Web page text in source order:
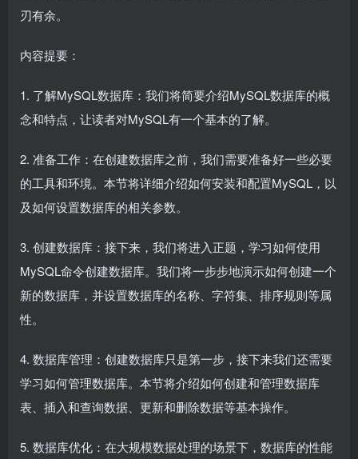
刃有余。
内容提要：
1. 了解MySQL数据库：我们将简要介绍MySQL数据库的概
念和特点，让读者对MySQL有一个基本的了解。
2. 准备工作：在创建数据库之前，我们需要准备好一些必要
的工具和环境。本节将详细介绍如何安装和配置MySQL，以
及如何设置数据库的相关参数。
3. 创建数据库：接下来，我们将进入正题，学习如何使用
MySQL命令创建数据库。我们将一步步地演示如何创建一个
新的数据库，并设置数据库的名称、字符集、排序规则等属
性。
4. 数据库管理：创建数据库只是第一步，接下来我们还需要
学习如何管理数据库。本节将介绍如何创建和管理数据库
表、插入和查询数据、更新和删除数据等基本操作。
5. 数据库优化：在大规模数据处理的场景下，数据库的性能